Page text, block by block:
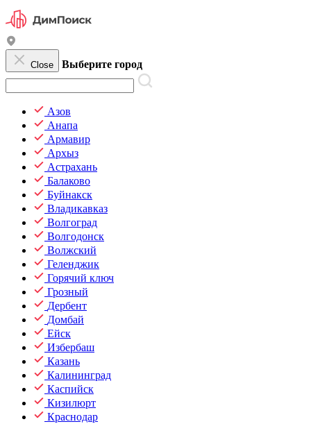
Close Выберите город
Азов
Анапа
Армавир
Архыз
Астрахань
Балаково
Буйнакск
Владикавказ
Волгоград
Волгодонск
Волжский
Геленджик
Горячий ключ
Грозный
Дербент
Домбай
Ейск
Избербаш
Казань
Калининград
Каспийск
Кизилюрт
Краснодар